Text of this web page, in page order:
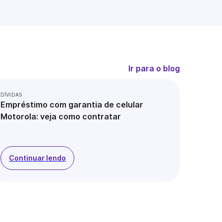
Ir para o blog
DÍVIDAS
Empréstimo com garantia de celular
Motorola: veja como contratar
Continuar lendo